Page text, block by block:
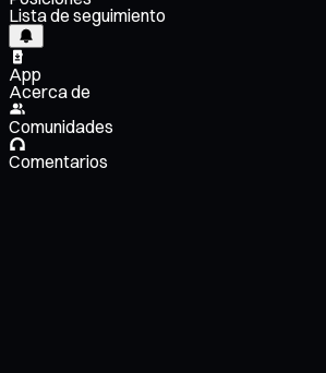
Lista de seguimiento
App
Acerca de
Comunidades
Comentarios